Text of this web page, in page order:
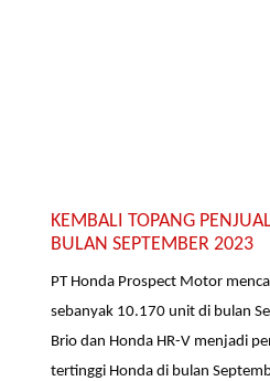
KEMBALI TOPANG
BULAN SEPTEMBER 2023
PT Honda Prospect Motor
sebanyak 10.170 unit di bulan
Brio dan Honda HR-V menjadi
tertinggi Honda di bulan